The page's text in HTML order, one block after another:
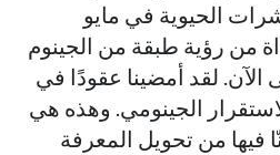
الحيوية في مايو
من رؤية طبقة من الجينوم
لقد أمضينا عقودًا في
الجينومي. وهذه هي
فيها من تحويل المعرفة